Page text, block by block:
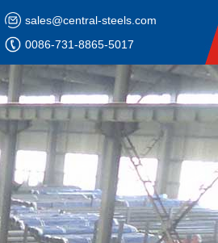
sales@central-steels.com
0086-731-8865-5017